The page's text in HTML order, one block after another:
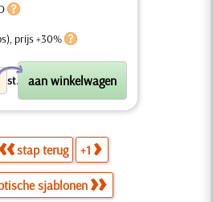
prijs +30%
st.
stap terug +1
sjablonen